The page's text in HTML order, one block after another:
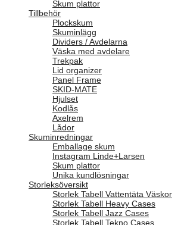
Skum plattor
Tillbehör
Plockskum
Skuminlägg
Dividers / Avdelarna
Väska med avdelare
Trekpak
Lid organizer
Panel Frame
SKID-MATE
Hjulset
Kodlås
Axelrem
Lådor
Skuminredningar
Emballage skum
Instagram Linde+Larsen
Skum plattor
Unika kundlösningar
Storleksöversikt
Storlek Tabell Vattentäta Väskor
Storlek Tabell Heavy Cases
Storlek Tabell Jazz Cases
Storlek Tabell Tekno Cases